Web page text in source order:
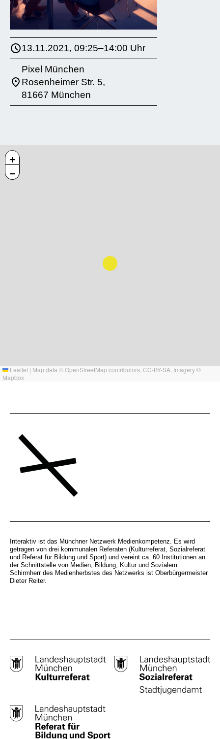
13.11.2021, 09:25–14:00 Uhr
Pixel München
Rosenheimer Str. 5,
81667 München
+
−
Leaflet | Map data ©OpenStreetMap contributors, CC-BY-SA , Imagery ©
Mapbox
Interaktiv ist das Münchner Netzwerk Medienkompetenz. Es wird
getragen von drei kommunalen Referaten (Kulturreferat, Sozialreferat
und Referat für Bildung und Sport) und vereint ca. 60 Institutionen an
der Schnittstelle von Medien, Bildung, Kultur und Sozialem.
Schirmherr des Medienherbstes des Netzwerks ist Oberbürgermeister
Dieter Reiter.